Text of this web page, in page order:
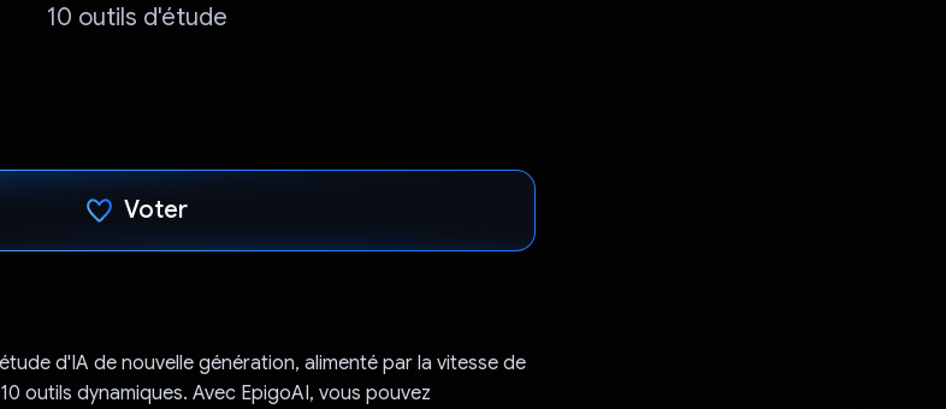
10 outils d'étude
Voter
d'IA de nouvelle génération, alimenté par la vitesse de
outils dynamiques. Avec EpigoAI, vous pouvez